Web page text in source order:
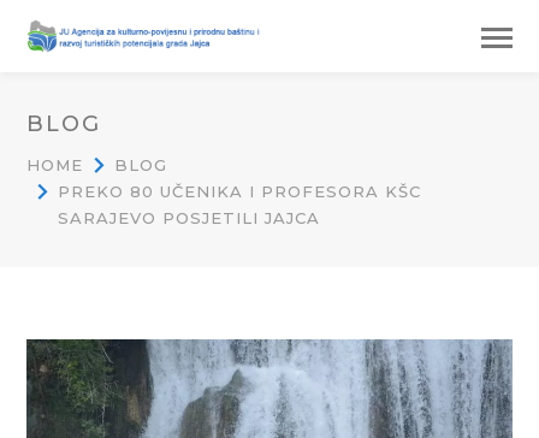
BLOG
HOME
BLOG
PREKO 80 UČENIKA I PROFESORA KŠC
SARAJEVO POSJETILI JAJCA